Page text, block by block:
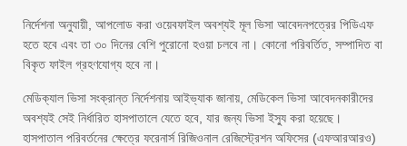
নির্দেশনা অনুযায়ী, আপলোড করা ওয়েবফাইল অবশ্যই মূল ভিসা আবেদনপত্রের পিডিএফ
হতে হবে এবং তা ৩০ দিনের বেশি পুরোনো হওয়া চলবে না। কোনো পরিবর্তিত, সম্পাদিত বা
বিকৃত ফাইল গ্রহণযোগ্য হবে না।
মেডিক্যাল ভিসা সংক্রান্ত নির্দেশনায় আইভ্যাক জানায়, মেডিকেল ভিসা আবেদনকারীদের
অবশ্যই সেই নির্ধারিত হাসপাতালে যেতে হবে, যার জন্য ভিসা ইস্যু করা হয়েছে।
হাসপাতাল পরিবর্তনের ক্ষেত্রে ফরেনার্স রিজিওনাল রেজিস্ট্রেশন অফিসের (এফআরআরও)